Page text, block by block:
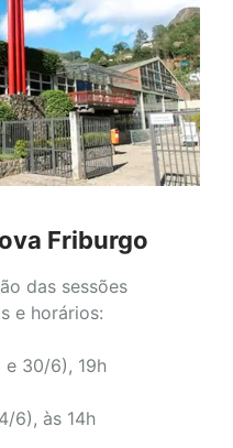
Friburgo
das sessões
e horários:
30/6), 19h
6), às 14h